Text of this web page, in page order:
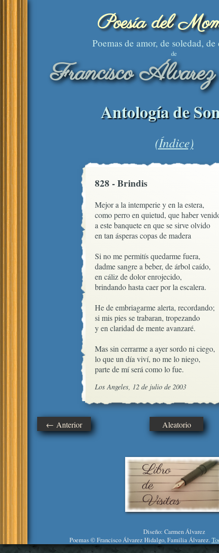
Poesía del
Poemas de amor, de soledad, de
de
Francisco
Antología de
(Índice)
828 - Brindis
Mejor a la intemperie y en la estera,
como perro en quietud, que haber
a este banquete en que se sirve olvido
en tan ásperas copas de madera
Si no me permitís quedarme fuera,
dadme sangre a beber, de árbol caído,
en cáliz de dolor enrojecido,
brindando hasta caer por la escalera.
He de embriagarme alerta, recordando;
si mis pies se trabaran, tropezando
y en claridad de mente avanzaré.
Mas sin cerrarme a ayer sordo ni ciego,
lo que un día viví, no me lo niego,
parte de mí será como lo fue.
Los Angeles, 12 de julio de 2003
← Anterior Aleatorio
Diseño: Carmen Álvarez
Poemas © Francisco Álvarez Hidalgo, Familia Álvarez.